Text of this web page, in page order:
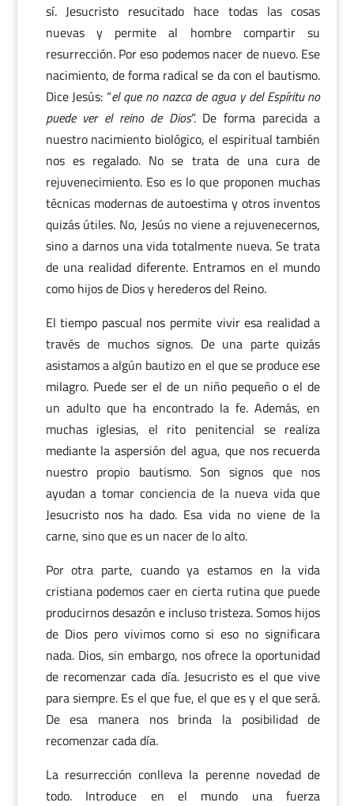
sí. Jesucristo resucitado hace todas las cosas
nuevas y permite al hombre compartir su
resurrección. Por eso podemos nacer de nuevo. Ese
nacimiento, de forma radical se da con el bautismo.
Dice Jesús: “el que no nazca de agua y del Espíritu no
puede ver el reino de Dios”. De forma parecida a
nuestro nacimiento biológico, el espiritual también
nos es regalado. No se trata de una cura de
rejuvenecimiento. Eso es lo que proponen muchas
técnicas modernas de autoestima y otros inventos
quizás útiles. No, Jesús no viene a rejuvenecernos,
sino a darnos una vida totalmente nueva. Se trata
de una realidad diferente. Entramos en el mundo
como hijos de Dios y herederos del Reino.
El tiempo pascual nos permite vivir esa realidad a
través de muchos signos. De una parte quizás
asistamos a algún bautizo en el que se produce ese
milagro. Puede ser el de un niño pequeño o el de
un adulto que ha encontrado la fe. Además, en
muchas iglesias, el rito penitencial se realiza
mediante la aspersión del agua, que nos recuerda
nuestro propio bautismo. Son signos que nos
ayudan a tomar conciencia de la nueva vida que
Jesucristo nos ha dado. Esa vida no viene de la
carne, sino que es un nacer de lo alto.
Por otra parte, cuando ya estamos en la vida
cristiana podemos caer en cierta rutina que puede
producirnos desazón e incluso tristeza. Somos hijos
de Dios pero vivimos como si eso no significara
nada. Dios, sin embargo, nos ofrece la oportunidad
de recomenzar cada día. Jesucristo es el que vive
para siempre. Es el que fue, el que es y el que será.
De esa manera nos brinda la posibilidad de
recomenzar cada día.
La resurrección conlleva la perenne novedad de
todo. Introduce en el mundo una fuerza